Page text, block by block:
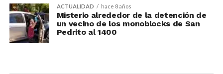
ACTUALIDAD hace 8 años
Misterio alrededor de la detención de
un vecino de los monoblocks de San
Pedrito al 1400